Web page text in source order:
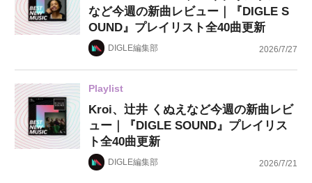
など今週の新曲レビュー｜『DIGLE S
OUND』プレイリスト全40曲更新
DIGLE編集部 2026/7/27
Playlist
Kroi、辻井 くぬえなど今週の新曲レビ
ュー｜『DIGLE SOUND』プレイリス
ト全40曲更新
DIGLE編集部 2026/7/21